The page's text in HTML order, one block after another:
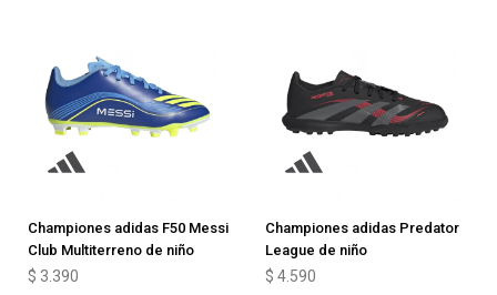
Championes adidas F50 Messi
Club Multiterreno de niño
$ 3.390
Championes adidas Predator
League de niño
$ 4.590